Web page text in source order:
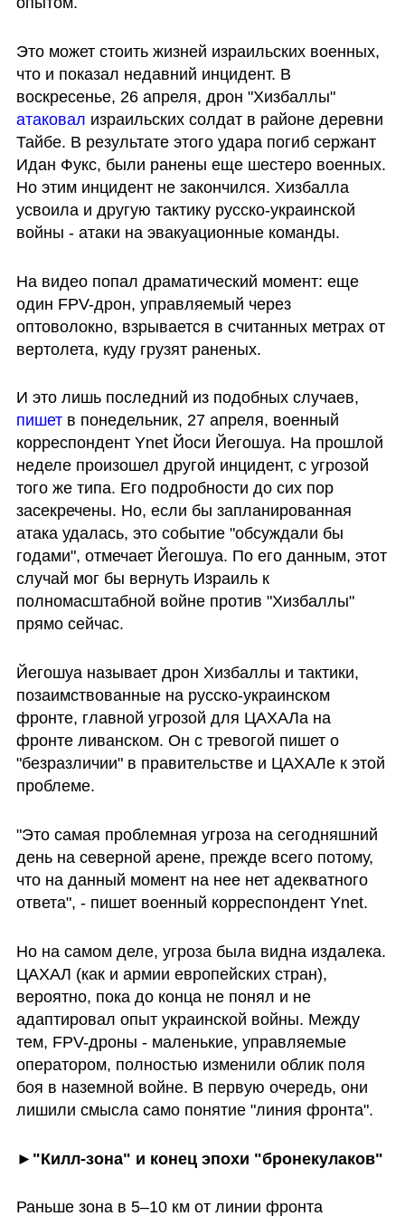
Это может стоить жизней израильских военных,
что и показал недавний инцидент. В
воскресенье, 26 апреля, дрон "Хизбаллы"
атаковал израильских солдат в районе деревни
Тайбе. В результате этого удара погиб сержант
Идан Фукс, были ранены еще шестеро военных.
Но этим инцидент не закончился. Хизбалла
усвоила и другую тактику русско-украинской
войны - атаки на эвакуационные команды.
На видео попал драматический момент: еще
один FPV-дрон, управляемый через
оптоволокно, взрывается в считанных метрах от
вертолета, куду грузят раненых.
пишет в понедельник, 27 апреля, военный
корреспондент Ynet Йоси Йегошуа. На прошлой
неделе произошел другой инцидент, с угрозой
того же типа. Его подробности до сих пор
засекречены. Но, если бы запланированная
атака удалась, это событие "обсуждали бы
годами", отмечает Йегошуа. По его данным, этот
случай мог бы вернуть Израиль к
полномасштабной войне против "Хизбаллы"
прямо сейчас.
Йегошуа называет дрон Хизбаллы и тактики,
позаимствованные на русско-украинском
фронте, главной угрозой для ЦАХАЛа на
фронте ливанском. Он с тревогой пишет о
"безразличии" в правительстве и ЦАХАЛе к этой
проблеме.
"Это самая проблемная угроза на сегодняшний
день на северной арене, прежде всего потому,
что на данный момент на нее нет адекватного
ответа", - пишет военный корреспондент Ynet.
Но на самом деле, угроза была видна издалека.
ЦАХАЛ (как и армии европейских стран),
вероятно, пока до конца не понял и не
адаптировал опыт украинской войны. Между
тем, FPV-дроны - маленькие, управляемые
оператором, полностью изменили облик поля
боя в наземной войне. В первую очередь, они
лишили смысла само понятие "линия фронта".
►"Килл-зона" и конец эпохи "бронекулаков"
Раньше зона в 5–10 км от линии фронта